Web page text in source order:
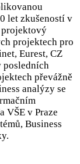
let zkušeností v
projektový
projektech pro
Eurest, CZ
posledních
převážně
analýzy se
VŠE v Praze
Business